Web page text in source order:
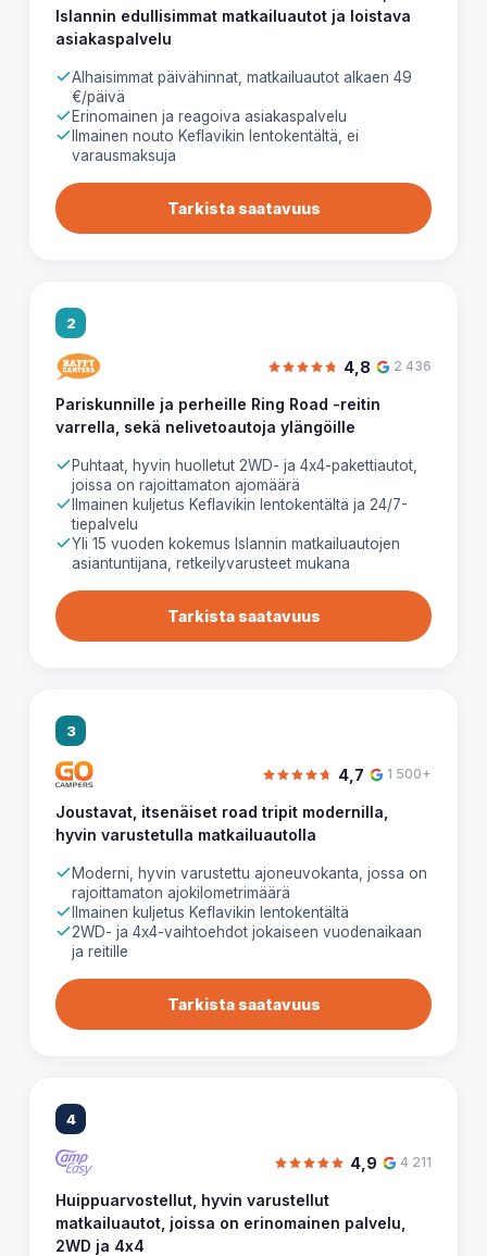
Islannin edullisimmat matkailuautot ja loistava
asiakaspalvelu
Alhaisimmat päivähinnat, matkailuautot alkaen 49
€/päivä
Erinomainen ja reagoiva asiakaspalvelu
Ilmainen nouto Keflavikin lentokentältä, ei
varausmaksuja
Tarkista saatavuus
2
4,8 2 436
Pariskunnille ja perheille Ring Road -reitin
varrella, sekä nelivetoautoja ylängöille
Puhtaat, hyvin huolletut 2WD- ja 4x4-pakettiautot,
joissa on rajoittamaton ajomäärä
Ilmainen kuljetus Keflavikin lentokentältä ja 24/7-
tiepalvelu
Yli 15 vuoden kokemus Islannin matkailuautojen
asiantuntijana, retkeilyvarusteet mukana
Tarkista saatavuus
3
4,7 1 500+
Joustavat, itsenäiset road tripit modernilla,
hyvin varustetulla matkailuautolla
Moderni, hyvin varustettu ajoneuvokanta, jossa on
rajoittamaton ajokilometrimäärä
Ilmainen kuljetus Keflavikin lentokentältä
2WD- ja 4x4-vaihtoehdot jokaiseen vuodenaikaan
ja reitille
Tarkista saatavuus
4
4,9 4 211
Huippuarvostellut, hyvin varustellut
matkailuautot, joissa on erinomainen palvelu,
2WD ja 4x4